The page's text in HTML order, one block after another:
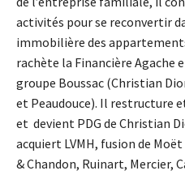
activités pour se reconvertir
immobilière des
rachète la Financière Agache
groupe Boussac (Christian
et Peaudouce). Il restructure
et devient PDG de Christian
acquiert LVMH, fusion de
& Chandon, Ruinart, Mercier,